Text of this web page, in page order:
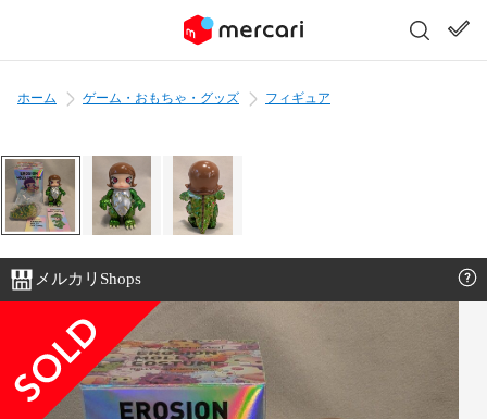
ホーム ゲーム・おもちゃ・グッズ フィギュア
メルカリShops